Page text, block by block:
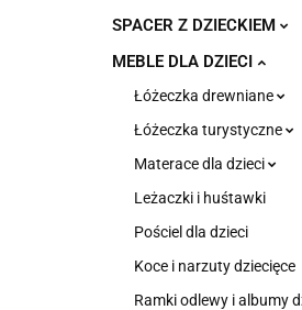
SPACER Z DZIECKIEM
MEBLE DLA DZIECI
Łóżeczka drewniane
Łóżeczka turystyczne
Materace dla dzieci
Leżaczki i huśtawki
Pościel dla dzieci
Koce i narzuty dziecięce
Ramki odlewy i albumy